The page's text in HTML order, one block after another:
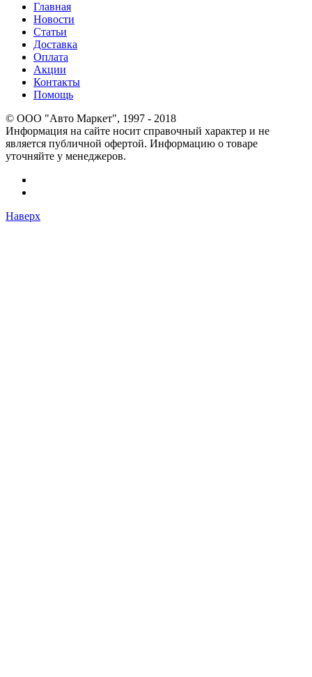
Главная
Новости
Статьи
Доставка
Оплата
Акции
Контакты
Помощь
© OOO "Авто Маркет", 1997 - 2018
Информация на сайте носит справочный характер и не
является публичной офертой. Информацию о товаре
уточняйте у менеджеров.
Наверх